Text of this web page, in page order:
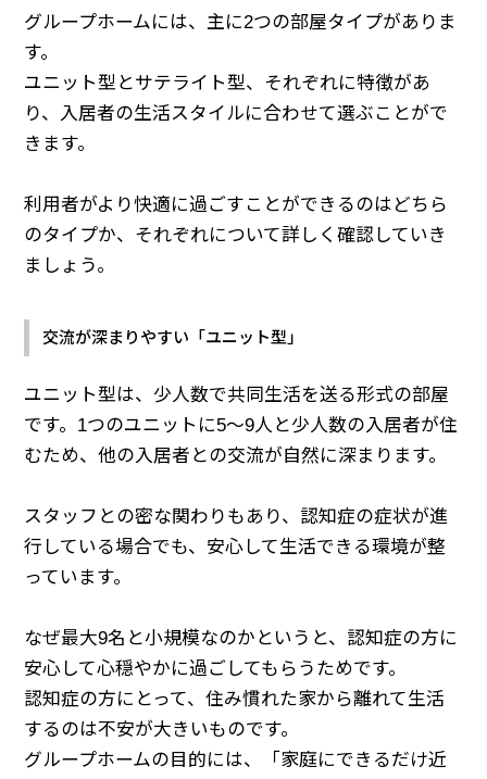
グループホームには、主に2つの部屋タイプがありま
す。
ユニット型とサテライト型、それぞれに特徴があ
り、入居者の生活スタイルに合わせて選ぶことがで
きます。
利用者がより快適に過ごすことができるのはどちら
のタイプか、それぞれについて詳しく確認していき
ましょう。
交流が深まりやすい「ユニット型」
ユニット型は、少人数で共同生活を送る形式の部屋
です。1つのユニットに5～9人と少人数の入居者が住
むため、他の入居者との交流が自然に深まります。
スタッフとの密な関わりもあり、認知症の症状が進
行している場合でも、安心して生活できる環境が整
っています。
なぜ最大9名と小規模なのかというと、認知症の方に
安心して心穏やかに過ごしてもらうためです。
認知症の方にとって、住み慣れた家から離れて生活
するのは不安が大きいものです。
グループホームの目的には、「家庭にできるだけ近